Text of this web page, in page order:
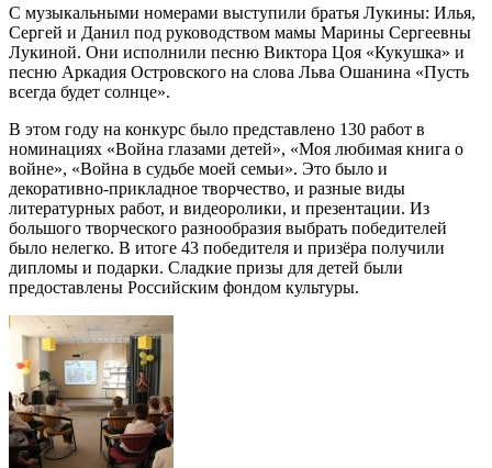
С музыкальными номерами выступили братья Лукины: Илья,
Сергей и Данил под руководством мамы Марины Сергеевны
Лукиной. Они исполнили песню Виктора Цоя «Кукушка» и
песню Аркадия Островского на слова Льва Ошанина «Пусть
всегда будет солнце».
В этом году на конкурс было представлено 130 работ в
номинациях «Война глазами детей», «Моя любимая книга о
войне», «Война в судьбе моей семьи». Это было и
декоративно-прикладное творчество, и разные виды
литературных работ, и видеоролики, и презентации. Из
большого творческого разнообразия выбрать победителей
было нелегко. В итоге 43 победителя и призёра получили
дипломы и подарки. Сладкие призы для детей были
предоставлены Российским фондом культуры.